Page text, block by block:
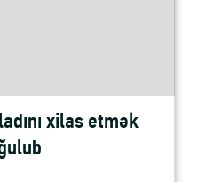
xilas etmək